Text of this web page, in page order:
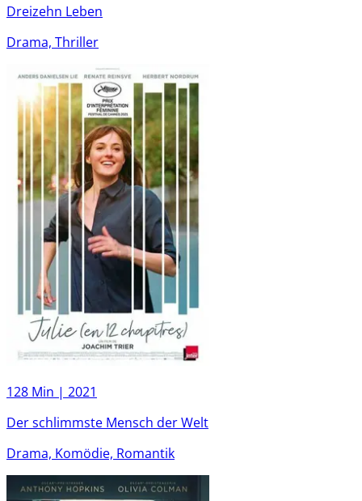
Dreizehn Leben
Drama, Thriller
128 Min | 2021
Der schlimmste Mensch der Welt
Drama, Komödie, Romantik